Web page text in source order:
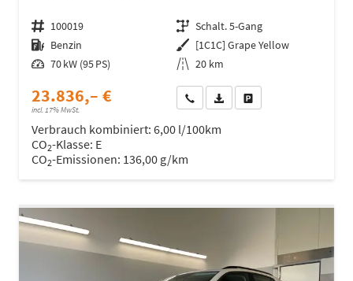
Fahrzeugnr. 100019 Getriebe Schalt. 5-Gang
Kraftstoff Benzin Außenfarbe [1C1C] Grape Yellow
Leistung 70 kW (95 PS) Kilometerstand 20 km
23.836,– €
incl. 17% MwSt.
Wir rufen Sie anFahrzeugexposé (PDF)
Verbrauch kombiniert: 6,00 l/100km
CO2-Klasse: E
CO2-Emissionen: 136,00 g/km